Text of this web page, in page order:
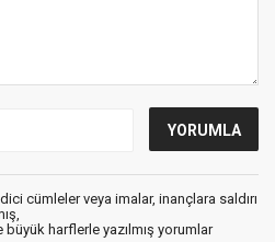
cümleler veya imalar, inançlara saldırı
harflerle yazılmış yorumlar